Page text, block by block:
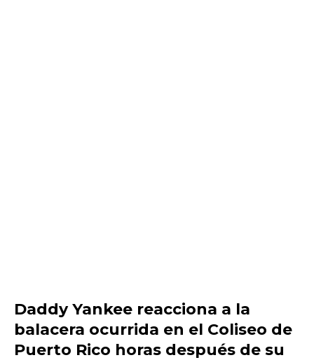
Daddy Yankee reacciona a la
balacera ocurrida en el Coliseo de
Puerto Rico horas después de su